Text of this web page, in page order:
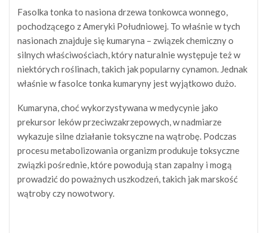
Fasolka tonka to nasiona drzewa tonkowca wonnego,
pochodzącego z Ameryki Południowej. To właśnie w tych
nasionach znajduje się kumaryna – związek chemiczny o
silnych właściwościach, który naturalnie występuje też w
niektórych roślinach, takich jak popularny cynamon. Jednak
właśnie w fasolce tonka kumaryny jest wyjątkowo dużo.
Kumaryna, choć wykorzystywana w medycynie jako
prekursor leków przeciwzakrzepowych, w nadmiarze
wykazuje silne działanie toksyczne na wątrobę. Podczas
procesu metabolizowania organizm produkuje toksyczne
związki pośrednie, które powodują stan zapalny i mogą
prowadzić do poważnych uszkodzeń, takich jak marskość
wątroby czy nowotwory.